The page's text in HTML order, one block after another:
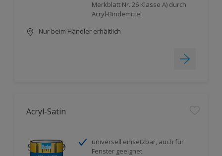
Merkblatt Nr. 26 Klasse A) durch
Acryl-Bindemittel
Nur beim Händler erhältlich
Acryl-Satin
universell einsetzbar, auch für
Fenster geeignet